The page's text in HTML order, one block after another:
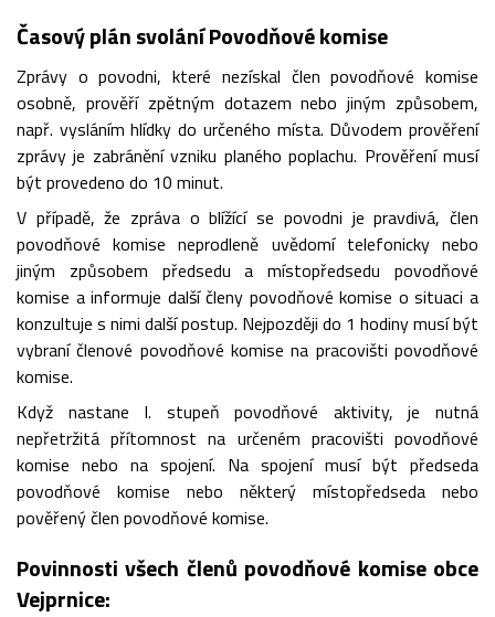
Časový plán svolání Povodňové komise
Zprávy o povodni, které nezískal člen povodňové komise
osobně, prověří zpětným dotazem nebo jiným způsobem,
např. vysláním hlídky do určeného místa. Důvodem prověření
zprávy je zabránění vzniku planého poplachu. Prověření musí
být provedeno do 10 minut.
V případě, že zpráva o blížící se povodni je pravdivá, člen
povodňové komise neprodleně uvědomí telefonicky nebo
jiným způsobem předsedu a místopředsedu povodňové
komise a informuje další členy povodňové komise o situaci a
konzultuje s nimi další postup. Nejpozději do 1 hodiny musí být
vybraní členové povodňové komise na pracovišti povodňové
komise.
Když nastane I. stupeň povodňové aktivity, je nutná
nepřetržitá přítomnost na určeném pracovišti povodňové
komise nebo na spojení. Na spojení musí být předseda
povodňové komise nebo některý místopředseda nebo
pověřený člen povodňové komise.
Povinnosti všech členů povodňové komise obce
Vejprnice: